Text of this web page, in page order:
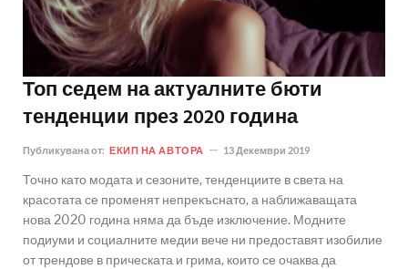
Топ седем на актуалните бюти
тенденции през 2020 година
Публикувана от: ЕКИП НА АВТОРА 13 Декември 2019
Точно като модата и сезоните, тенденциите в света на
красотата се променят непрекъснато, а наближаващата
нова 2020 година няма да бъде изключение. Модните
подиуми и социалните медии вече ни предоставят изобилие
от трендове в прическата и грима, които се очаква да